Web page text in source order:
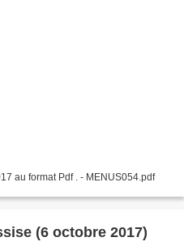
au format Pdf . - MENUS054.pdf
(6 octobre 2017)